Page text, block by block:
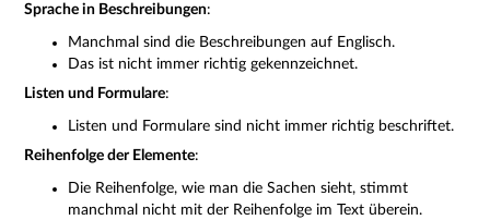
Sprache in Beschreibungen:
Manchmal sind die Beschreibungen auf Englisch.
Das ist nicht immer richtig gekennzeichnet.
Listen und Formulare:
Listen und Formulare sind nicht immer richtig beschriftet.
Reihenfolge der Elemente:
Die Reihenfolge, wie man die Sachen sieht, stimmt
manchmal nicht mit der Reihenfolge im Text überein.